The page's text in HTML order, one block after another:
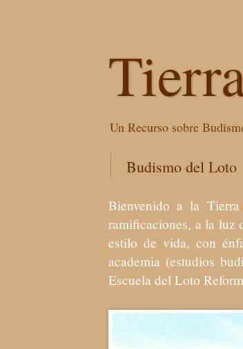
Un Recurso sobre
Budismo del Loto
Bienvenido a la
ramificaciones, a la luz
estilo de vida, con
academia (estudios
Escuela del Loto